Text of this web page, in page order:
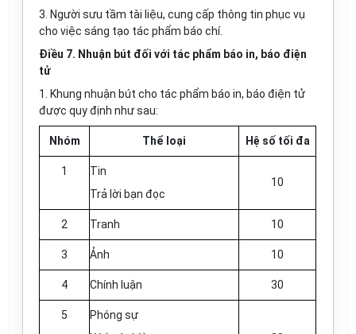
3. Người sưu tầm tài liệu, cung cấp thông tin phục vụ
cho việc sáng tạo tác phẩm báo chí.
Điều 7. Nhuận bút đối với tác phẩm báo in, báo điện
tử
1.
Khung nhuận bút cho tác phẩm báo in, báo điện tử
được quy định như sau:
Nhóm Thể loại Hệ số tối đa
1
Tin
Trả lời bạn đọc
10
2 Tranh 10
3 Ảnh 10
4 Chính luận 30
5
Phóng sự